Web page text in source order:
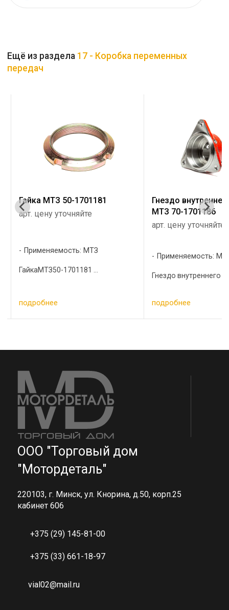
Ещё из раздела 17 - Коробка переменных
передач
Гайка МТЗ 50-1701181
арт. цену уточняйте
Применяемость: МТЗ
ГайкаМТЗ50-1701181 ...
подробнее
Гнездо
МТЗ 70-1701186
арт. цену уточняйте
Применяемость:
Гнездо внутреннего
подробнее
ООО "Торговый дом
"Мотордеталь"
220103, г. Минск, ул. Кнорина, д.50, корп.25
кабинет 606
+375 (29) 145-81-00
+375 (33) 661-18-97
vial02@mail.ru